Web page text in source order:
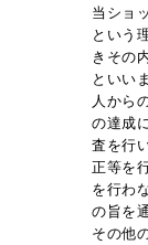
当ショ
という
きその
といい
人から
の達成
査を行
正等を
を行わ
の旨を
その他